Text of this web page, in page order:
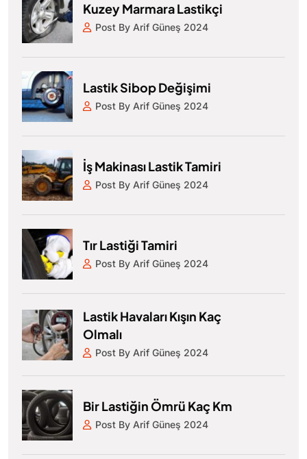
Kuzey Marmara Lastikçi
Post By Arif Güneş 2024
Lastik Sibop Değişimi
Post By Arif Güneş 2024
İş Makinası Lastik Tamiri
Post By Arif Güneş 2024
Tır Lastiği Tamiri
Post By Arif Güneş 2024
Lastik Havaları Kışın Kaç
Olmalı
Post By Arif Güneş 2024
Bir Lastiğin Ömrü Kaç Km
Post By Arif Güneş 2024